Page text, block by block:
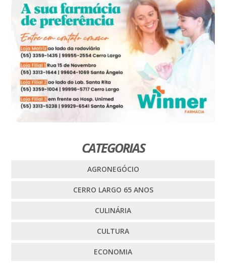
CATEGORIAS
AGRONEGÓCIO
CERRO LARGO 65 ANOS
CULINÁRIA
CULTURA
ECONOMIA